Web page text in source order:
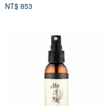
NT$ 853